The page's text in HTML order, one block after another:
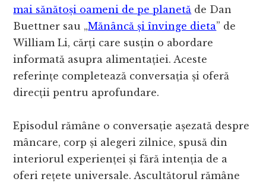
mai sănătoși oameni de pe planetă de Dan
Buettner sau „Mănâncă și învinge dieta” de
William Li, cărți care susțin o abordare
informată asupra alimentației. Aceste
referințe completează conversația și oferă
direcții pentru aprofundare.
Episodul rămâne o conversație așezată despre
mâncare, corp și alegeri zilnice, spusă din
interiorul experienței și fără intenția de a
oferi rețete universale. Ascultătorul rămâne